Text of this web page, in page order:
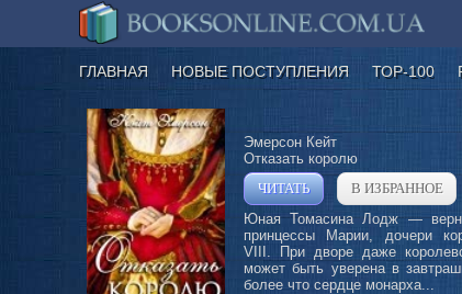
ГЛАВНАЯ НОВЫЕ ПОСТУПЛЕНИЯ ТОР-100
Эмерсон Кейт
Отказать королю
ЧИТАТЬ
В ИЗБРАННОЕ
Юная Томасина Лодж —
принцессы Марии, дочери
VIII. При дворе даже
может быть уверена в
более что сердце монарха...